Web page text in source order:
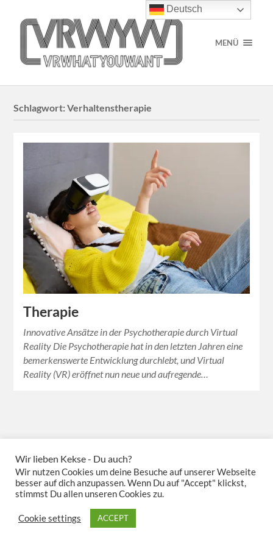
MENÜ
Schlagwort:Verhaltenstherapie
Therapie
Innovative Ansätze in der Psychotherapie durch Virtual
Reality Die Psychotherapie hat in den letzten Jahren eine
bemerkenswerte Entwicklung durchlebt, und Virtual
Reality (VR) eröffnet nun neue und aufregende…
Wir lieben Kekse - Du auch?
Wir nutzen Cookies um deine Besuche auf unserer Webseite
besser auf dich anzupassen. Wenn Du auf "Accept" klickst,
stimmst Du allen unseren Cookies zu.
Cookie settings ACCEPT
Deutsch